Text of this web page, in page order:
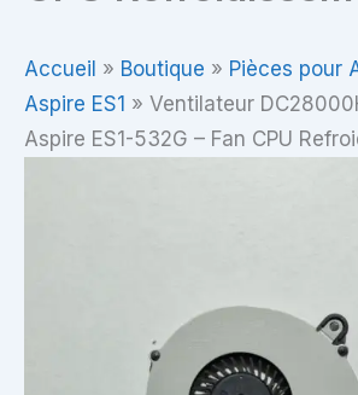
Accueil » Boutique » Pièces pour
Aspire ES1 » Ventilateur
Aspire ES1-532G – Fan CPU